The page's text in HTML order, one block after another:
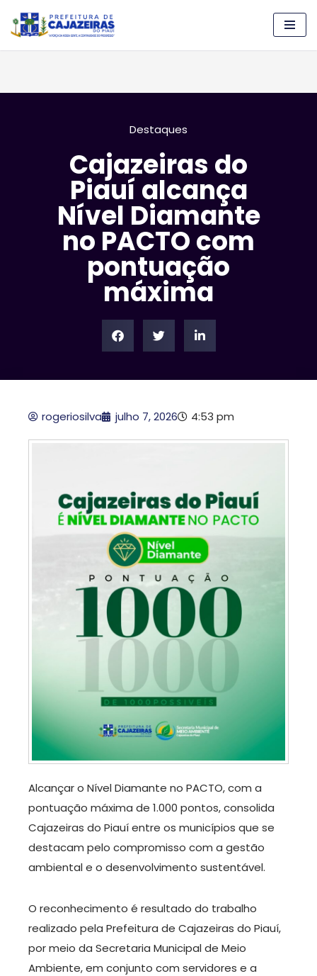
Pular
para
Destaques
Cajazeiras do
Piauí alcança
Nível Diamante
no PACTO com
pontuação
máxima
rogeriosilva julho 7, 2026 4:53 pm
Alcançar o Nível Diamante no PACTO, com a
pontuação máxima de 1.000 pontos, consolida
Cajazeiras do Piauí entre os municípios que se
destacam pelo compromisso com a gestão
ambiental e o desenvolvimento sustentável.
O reconhecimento é resultado do trabalho
realizado pela Prefeitura de Cajazeiras do Piauí,
por meio da Secretaria Municipal de Meio
Ambiente, em conjunto com servidores e a